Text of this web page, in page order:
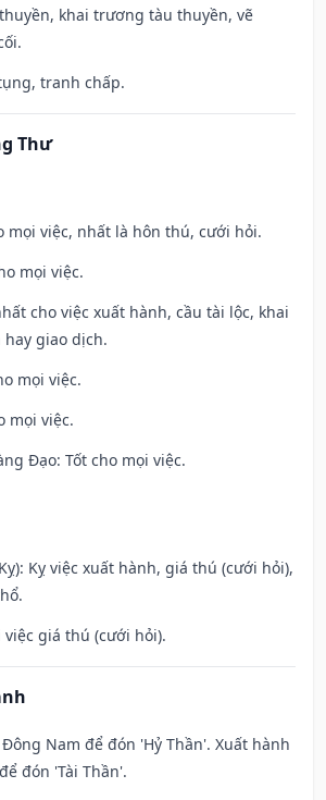
khai trương tàu thuyền, vẽ
tranh chấp.
Thư
mọi việc, nhất là hôn thú, cưới hỏi.
mọi việc.
cho việc xuất hành, cầu tài lộc, khai
giao dịch.
mọi việc.
mọi việc.
Đạo: Tốt cho mọi việc.
Kỵ việc xuất hành, giá thú (cưới hỏi),
việc giá thú (cưới hỏi).
Nam để đón 'Hỷ Thần'. Xuất hành
đón 'Tài Thần'.